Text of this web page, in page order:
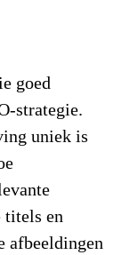
goed
strategie.
uniek is
titels en
afbeeldingen